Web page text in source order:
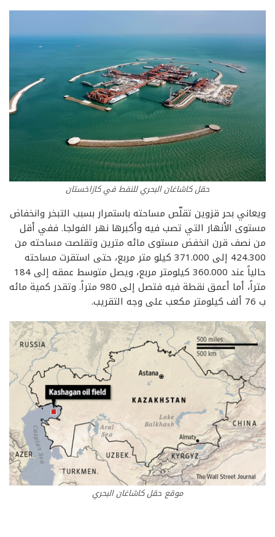
حقل كاشاغان البحري للنفط في كازاخستان
ويعاني بحر قزوين تقلّص مساحته باستمرار بسبب التبخر وانخفاض
مستوى الأنهار التي تصب فيه وأكبرها نهر الفولجا. ففي أقل
من نصف قرن انخفض مستوى مائه مترين وتقلصت مساحته من
424.300 إلى 371.000 كيلو متر مربع، حتى استقرت مساحته
حالياً عند 360.000 كيلومتر مربع، ويصل متوسط عمقه إلى 184
متراً، أما أعمق نقطة فيه فتصل إلى 980 متراً. وتقدر كمية مائه
ب 76 ألف كيلومتر مكعب على وجه التقريب.
موقع حقل كاشاغان البحري